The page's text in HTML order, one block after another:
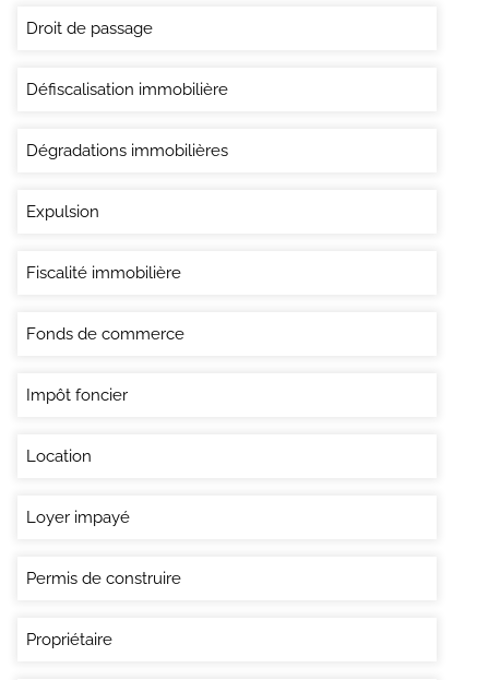
Droit de passage
Défiscalisation immobilière
Dégradations immobilières
Expulsion
Fiscalité immobilière
Fonds de commerce
Impôt foncier
Location
Loyer impayé
Permis de construire
Propriétaire